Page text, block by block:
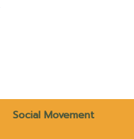
Social Movement